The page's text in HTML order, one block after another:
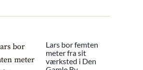
Lars bor femten
meter fra sit
værksted i Den